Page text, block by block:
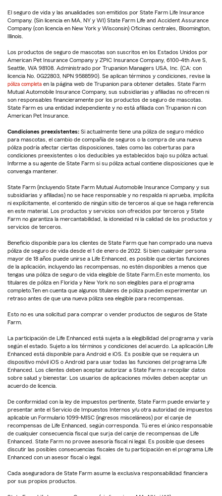
El seguro de vida y las anualidades son emitidos por State Farm Life Insurance
Company. (Sin licencia en MA, NY y WI) State Farm Life and Accident Assurance
Company (con licencia en New York y Wisconsin) Oficinas centrales, Bloomington,
Illinois.
Los productos de seguro de mascotas son suscritos en los Estados Unidos por
American Pet Insurance Company y ZPIC Insurance Company, 6100-4th Ave S,
Seattle, WA 98108. Administrado por Trupanion Managers USA, Inc. (CA: con
licencia No. 0G22803, NPN 9588590). Se aplican términos y condiciones, revise la
póliza completa en la página web de Trupanion para obtener detalles. State Farm
Mutual Automobile Insurance Company, sus subsidiarias y afiliadas no ofrecen ni
son responsables financieramente por los productos de seguro de mascotas.
State Farm es una entidad independiente y no está afiliada con Trupanion ni con
American Pet Insurance.
Condiciones preexistentes: Si actualmente tiene una póliza de seguro médico
para mascotas, el cambio de compañía de seguros o la compra de una nueva
póliza podría afectar ciertas disposiciones, tales como las coberturas para
condiciones preexistentes o los deducibles ya establecidos bajo su póliza actual.
Informe a su agente de State Farm si su póliza actual contiene disposiciones que le
convenga mantener.
State Farm (incluyendo State Farm Mutual Automobile Insurance Company y sus
subsidiarias y afiliadas) no se hace responsable y no respalda ni aprueba, implícita
ni explícitamente, el contenido de ningún sitio de terceros al que se haga referencia
en este material. Los productos y servicios son ofrecidos por terceros y State
Farm no garantiza la mercantabilidad, la idoneidad ni la calidad de los productos y
servicios de terceros.
Beneficio disponible para los clientes de State Farm que han comprado una nueva
póliza de seguro de vida desde el 1 de enero de 2022. Si bien cualquier persona
mayor de 18 años puede unirse a Life Enhanced, es posible que ciertas funciones
de la aplicación, incluyendo las recompensas, no estén disponibles a menos que
tengas una póliza de seguro de vida elegible de State Farm.En este momento, los
titulares de póliza en Florida y New York no son elegibles para el programa
completo.Ten en cuenta que algunos titulares de póliza pueden experimentar un
retraso antes de que una nueva póliza sea elegible para recompensas.
Esto no es una solicitud para comprar o vender productos de seguros de State
Farm.
La participación de Life Enhanced está sujeta a la elegibilidad del programa y varía
según el estado. Sujeto a los términos y condiciones del acuerdo. La aplicación Life
Enhanced está disponible para Android e iOS. Es posible que se requiera un
dispositivo móvil iOS o Android para usar todas las funciones del programa Life
Enhanced. Los clientes deben aceptar autorizar a State Farm a recopilar datos
sobre salud y bienestar. Los usuarios de aplicaciones móviles deben aceptar un
acuerdo de licencia.
De conformidad con la ley de impuestos pertinente, State Farm puede enviarte y
presentar ante el Servicio de Impuestos Internos y/u otra autoridad de impuestos
aplicable un Formulario 1099-MISC (ingresos misceláneos) por el canje de
recompensas de Life Enhanced, según corresponda. Tú eres el único responsable
de cualquier consecuencia fiscal que surja del canje de recompensas de Life
Enhanced. State Farm no provee asesoría fiscal ni legal. Es posible que desees
discutir las posibles consecuencias fiscales de tu participación en el programa Life
Enhanced con un asesor fiscal o legal.
Cada aseguradora de State Farm asume la exclusiva responsabilidad financiera
por sus propios productos.